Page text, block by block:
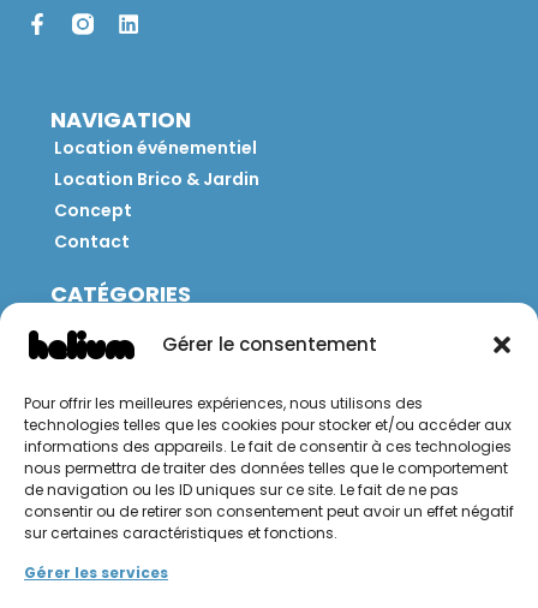
Gérer le consentement
Pour offrir les meilleures expériences, nous utilisons des
technologies telles que les cookies pour stocker et/ou accéder aux
informations des appareils. Le fait de consentir à ces technologies
nous permettra de traiter des données telles que le comportement
de navigation ou les ID uniques sur ce site. Le fait de ne pas
consentir ou de retirer son consentement peut avoir un effet négatif
sur certaines caractéristiques et fonctions.
Gérer les services
NAVIGATION
Location événementiel
Location Brico & Jardin
Concept
Contact
CATÉGORIES
Mobilier
Brico
Jardin
CONTACT